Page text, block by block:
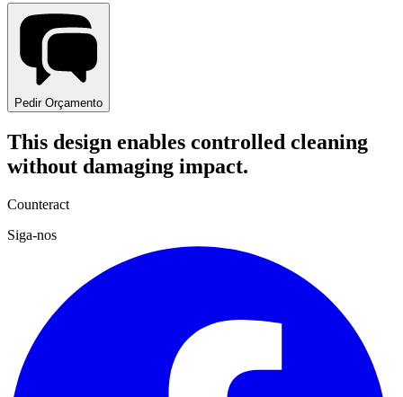
Pedir Orçamento
This design enables controlled cleaning
without damaging impact.
Counteract
Siga-nos